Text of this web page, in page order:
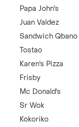
Papa John's
Juan Valdez
Sandwich Qbano
Tostao
Karen's Pizza
Frisby
Mc Donald's
Sr Wok
Kokoriko